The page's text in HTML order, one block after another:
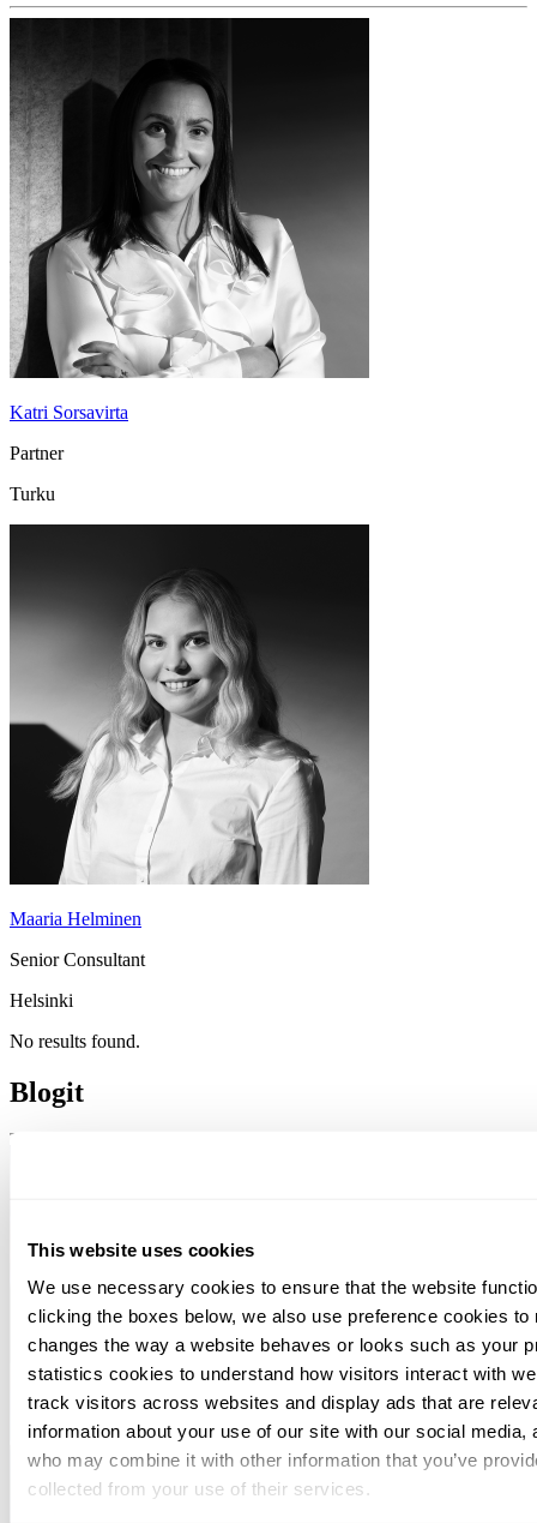
This website uses cookies
We use necessary cookies to ensure that the website
clicking the boxes below, we also use preference cookies
changes the way a website behaves or looks such as your
statistics cookies to understand how visitors interact with
track visitors across websites and display ads that are
information about your use of our site with our social
who may combine it with other information that you’ve
collected from your use of their services.
Katri Sorsavirta
Partner
Turku
Maaria Helminen
Senior Consultant
Helsinki
No results found.
Blogit